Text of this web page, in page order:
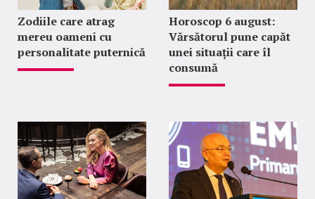
Zodiile care atrag
mereu oameni cu
personalitate puternică
Horoscop 6 august:
Vărsătorul pune capăt
unei situații care îl
consumă